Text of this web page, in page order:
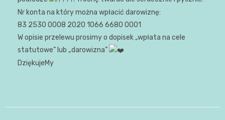
Nr konta na który można wpłacić darowiznę:
83 2530 0008 2020 1066 6680 0001
W opisie przelewu prosimy o dopisek „wpłata na cele
statutowe” lub „darowizna”
DziękujeMy